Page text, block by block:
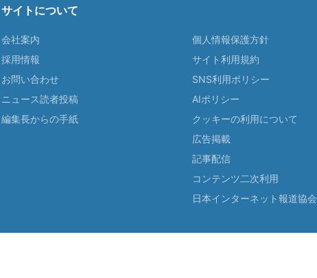
サイトについて
会社案内
採用情報
お問い合わせ
ニュース読者投稿
編集長からの手紙
個人情報保護方針
サイト利用規約
SNS利用ポリシー
AIポリシー
クッキーの利用について
広告掲載
記事配信
コンテンツ二次利用
日本インターネット報道協会